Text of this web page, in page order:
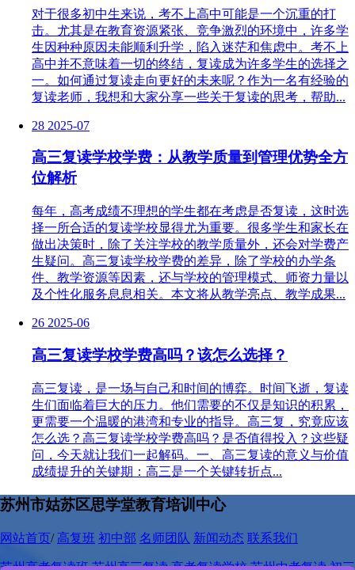
对于很多初中生来说，考不上高中可能是一个沉重的打
击。尤其是在教育资源紧张、竞争激烈的环境中，许多学
生因种种原因未能顺利升学，陷入迷茫和焦虑中。考不上
高中并不意味着一切的终结，复读成为许多学生的选择之
一。如何通过复读走向更好的未来呢？作为一名有经验的
复读老师，我想和大家分享一些关于复读的思考，帮助...
28 2025-07
高三复读学校学费：从教学质量到管理优势全方
位解析
每年，高考成绩不理想的学生都在考虑是否复读，这时选
择一所合适的复读学校显得尤为重要。很多学生和家长在
做出决策时，除了关注学校的教学质量外，还会对学费产
生疑问。高三复读学校学费的差异，除了学校的办学条
件、教学资源等因素，还与学校的管理模式、师资力量以
及个性化服务息息相关。本文将从教学亮点、教学成果...
26 2025-06
高三复读学校学费高吗？该怎么选择？
高三复读，是一场与自己和时间的博弈。时间飞逝，复读
生们面临着巨大的压力。他们需要的不仅是知识的积累，
更需要一个温暖的港湾和专业的指导。高三复，究竟应该
怎么选？高三复读学校学费高吗？是否值得投入？这些疑
问，今天就让我们一起解码。一、高三复读的意义与价值
成绩提升的关键期：高三是一个关键转折点...
苏州市姑苏区思学堂教育培训中心
网站首页/高复班 初中部 名师团队 新闻动态 联系我们
苏州高考复读班 苏州高三复读 高考复读学校 苏州中考复读 初三